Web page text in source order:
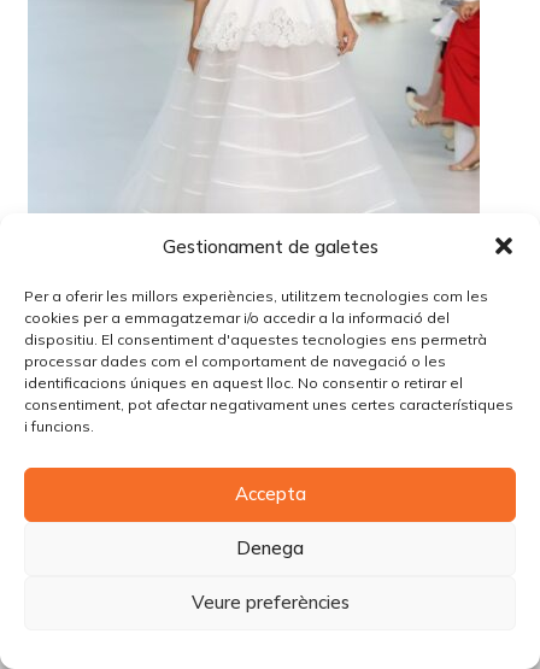
Gestionament de galetes
Per a oferir les millors experiències, utilitzem tecnologies com les
cookies per a emmagatzemar i/o accedir a la informació del
dispositiu. El consentiment d'aquestes tecnologies ens permetrà
processar dades com el comportament de navegació o les
identificacions úniques en aquest lloc. No consentir o retirar el
consentiment, pot afectar negativament unes certes característiques
i funcions.
Accepta
Denega
Veure preferències
Designed ByCreative Corner Agency
Política de cookies
Carrer Tomàs Carreras Artau, nº 9 baixos, 17003, Girona